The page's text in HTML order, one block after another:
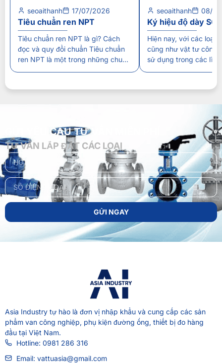
seoaithanh 17/07/2026
Tiêu chuẩn ren NPT
Tiêu chuẩn ren NPT là gì? Cách
đọc và quy đổi chuẩn Tiêu chuẩn
ren NPT là một trong những chuẩn
nghiệp, đặc biệt tại các thiết bị
seoaithanh 08/
Ký hiệu độ dày
Hiện nay, với các loại
cũng như vật tư công
sử dụng trong các
thể hiện về độ dày,
GỬI YÊU CẦU TƯ VẤN MIỄN PHÍ
TƯ VẤN LẮP ĐẶT CÁC LOẠI
GỬI NGAY
Asia Industry tự hào là đơn vị nhập khẩu và cung cấp các sản
phẩm van công nghiệp, phụ kiện đường ống, thiết bị đo hàng
đầu tại Việt Nam.
Hotline: 0981 286 316
Email: vattuasia@gmail.com